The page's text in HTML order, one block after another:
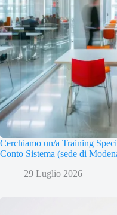
Cerchiamo un/a Training
Conto Sistema (sede di
29 Luglio 2026